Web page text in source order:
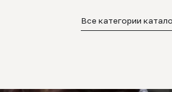
Все категории